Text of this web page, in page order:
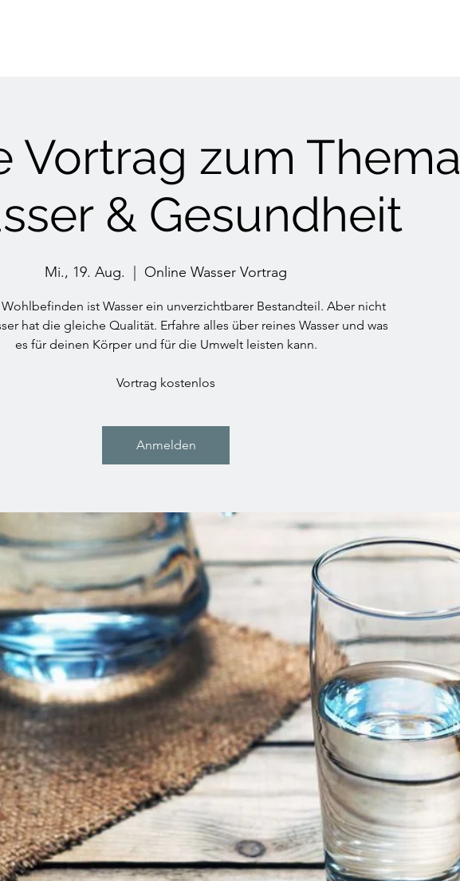
Vortrag zum Thema
& Gesundheit
Mi., 19. Aug. Online Wasser Vortrag
Wohlbefinden ist Wasser ein unverzichtbarer Bestandteil. Aber nicht
hat die gleiche Qualität. Erfahre alles über reines Wasser und was
es für deinen Körper und für die Umwelt leisten kann.
Vortrag kostenlos
Anmelden